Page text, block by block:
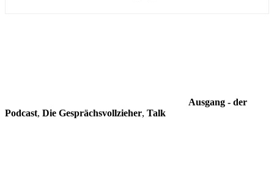
Ausgang - der
Podcast, Die Gesprächsvollzieher, Talk